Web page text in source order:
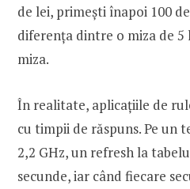
de lei, primești înapoi 100
diferența dintre o miza de 5
miza.
În realitate, aplicațiile de
cu timpii de răspuns. Pe un
2,2 GHz, un refresh la
secunde, iar când fiecare